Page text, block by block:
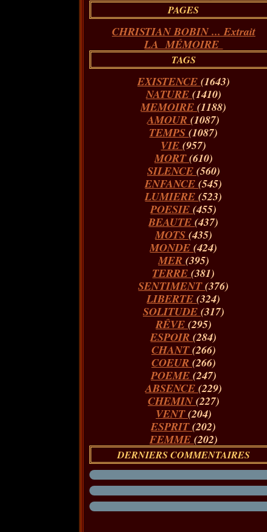
PAGES
CHRISTIAN BOBIN ... Extrait
LA MÉMOIRE
TAGS
EXISTENCE (1643)
NATURE (1410)
MEMOIRE(1188)
AMOUR(1087)
TEMPS(1087)
VIE(957)
MORT(610)
SILENCE (560)
ENFANCE(545)
LUMIERE(523)
POESIE(455)
BEAUTE(437)
MOTS (435)
MONDE(424)
MER (395)
TERRE(381)
SENTIMENT(376)
LIBERTE(324)
SOLITUDE (317)
RÊVE (295)
ESPOIR(284)
CHANT(266)
COEUR (266)
POEME (247)
ABSENCE (229)
CHEMIN(227)
VENT(204)
ESPRIT(202)
FEMME (202)
DERNIERS COMMENTAIRES